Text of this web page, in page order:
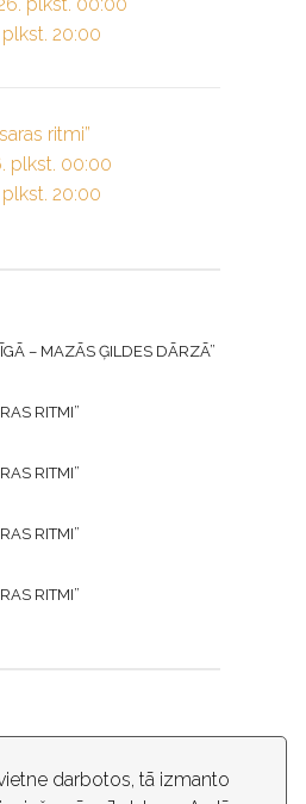
darbotos, tā izmanto
plkst. 00:00
20:00
ritmi”
plkst. 00:00
20:00
– MAZĀS ĢILDES DĀRZĀ”
RITMI”
RITMI”
RITMI”
RITMI”